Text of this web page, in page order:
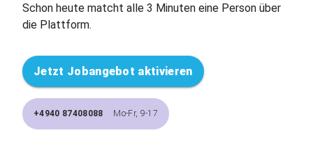
Schon heute matcht alle 3 Minuten eine Person über
die Plattform.
Jetzt Jobangebot aktivieren
+4940 87408088 Mo-Fr, 9-17